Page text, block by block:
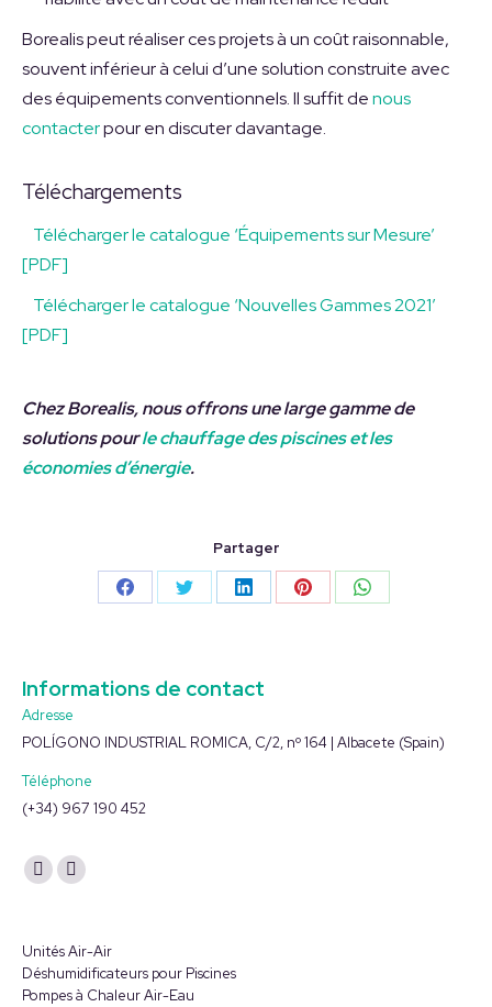
Borealis peut réaliser ces projets à un coût raisonnable,
souvent inférieur à celui d’une solution construite avec
des équipements conventionnels. Il suffit denous
contacterpour en discuter davantage.
Téléchargements
Télécharger le catalogue ‘Équipements sur Mesure’
[PDF]
Télécharger le catalogue ‘Nouvelles Gammes 2021’
[PDF]
Chez Borealis, nous offrons une large gamme de
solutions pourle chauffage des piscines et les
économies d’énergie.
Partager
PartagerPartagerPartagerPartagerPartager
Informations de contact
Adresse
POLÍGONO INDUSTRIAL ROMICA, C/2, nº 164 | Albacete (Spain)
Téléphone
(+34) 967 190 452
Trouvez nous sur :
La
s'ouvre
dans
La
s'ouvre
dans
Unités Air-Air
Déshumidificateurs pour Piscines
Pompes à Chaleur Air-Eau